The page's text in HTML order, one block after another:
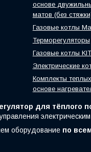
основе
матов (без
Газовые котлы
Терморегуляторы
Газовые котлы
Электрические
Комплекты
основе
для тёплого
оборудование по